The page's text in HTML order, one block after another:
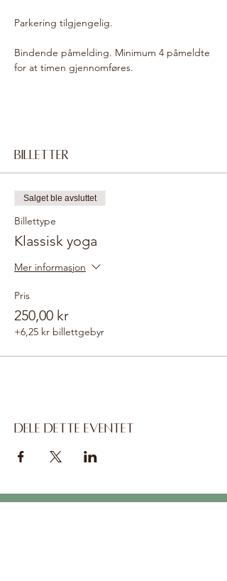
Parkering tilgjengelig.
Bindende påmelding. Minimum 4 påmeldte
for at timen gjennomføres.
Billetter
Salget ble avsluttet
Billettype
Klassisk yoga
Mer informasjon
Pris
250,00 kr
+6,25 kr billettgebyr
Dele dette eventet